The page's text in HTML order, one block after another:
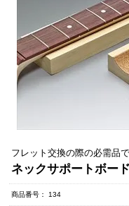
フレット交換の際の必需品で
ネックサポートボード
商品番号 134